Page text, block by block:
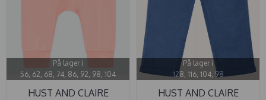
På lager i
56, 62, 68, 74, 86, 92, 98, 104
HUST AND CLAIRE
På lager i
128, 116, 104, 98
HUST AND CLAIRE